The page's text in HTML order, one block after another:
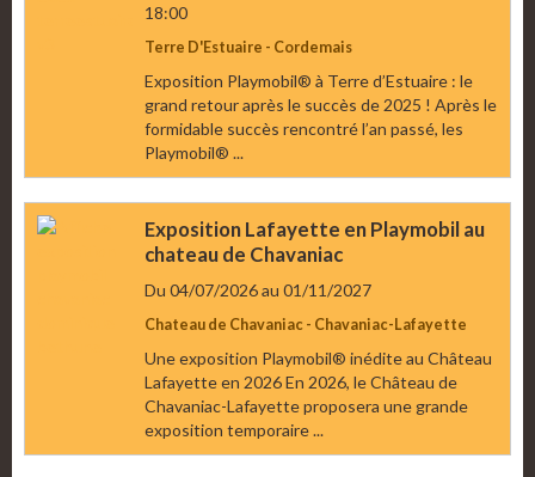
18:00
Terre D'Estuaire - Cordemais
Exposition Playmobil® à Terre d’Estuaire : le
grand retour après le succès de 2025 ! Après le
formidable succès rencontré l’an passé, les
Playmobil® ...
Exposition Lafayette en Playmobil au
chateau de Chavaniac
Du 04/07/2026au 01/11/2027
Chateau de Chavaniac - Chavaniac-Lafayette
Une exposition Playmobil® inédite au Château
Lafayette en 2026 En 2026, le Château de
Chavaniac-Lafayette proposera une grande
exposition temporaire ...